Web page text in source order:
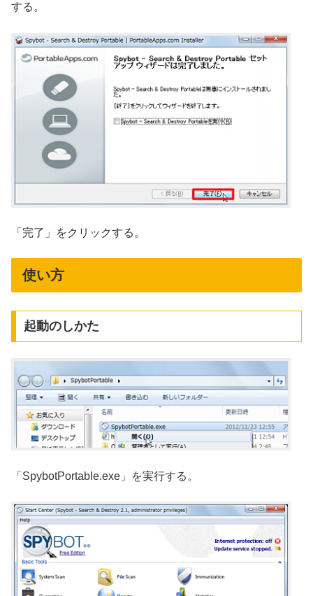
する。
「完了」をクリックする。
使い方
起動のしかた
「SpybotPortable.exe」を実行する。